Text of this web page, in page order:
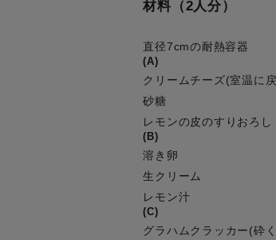
衣類スチーマー専用タイプ(1way)
スチームアイロン
材料（2人分）
直径7cmの耐熱容器
(A)
クリームチーズ(室温に
砂糖
レモンの皮のすりおろし
(B)
溶き卵
生クリーム
レモン汁
(C)
グラハムクラッカー(砕